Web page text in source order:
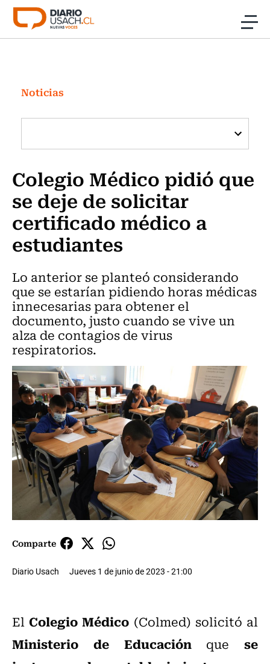
Click acá para ir directamente al contenido
Investigación
Cultura
Programas Radio y TV Usach
Noticias
Colegio Médico pidió que
se deje de solicitar
certificado médico a
estudiantes
Lo anterior se planteó considerando
que se estarían pidiendo horas médicas
innecesarias para obtener el
documento, justo cuando se vive un
alza de contagios de virus
respiratorios.
Comparte
Diario Usach Jueves 1 de junio de 2023 - 21:00
ElColegio Médico (Colmed) solicitó al
Ministerio de Educaciónque se